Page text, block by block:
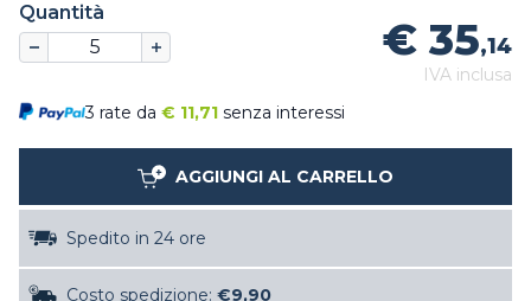
Quantità
€ 35,14
IVA inclusa
3 rate da € 11,71 senza interessi
AGGIUNGI AL CARRELLO
Spedito in 24 ore
Costo spedizione: €9,90